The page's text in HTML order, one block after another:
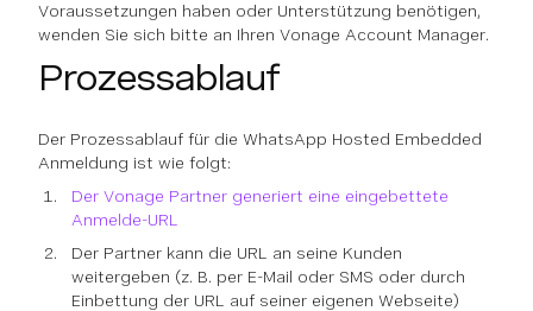
Voraussetzungen haben oder Unterstützung benötigen,
wenden Sie sich bitte an Ihren Vonage Account Manager.
Prozessablauf
Der Prozessablauf für die WhatsApp Hosted Embedded
Anmeldung ist wie folgt:
Der Vonage Partner generiert eine eingebettete
Anmelde-URL
Der Partner kann die URL an seine Kunden
weitergeben (z. B. per E-Mail oder SMS oder durch
Einbettung der URL auf seiner eigenen Webseite)